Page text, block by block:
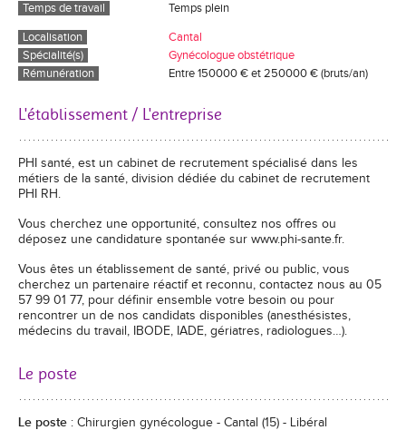
Temps de travail
Temps plein
Localisation
Cantal
Spécialité(s)
Gynécologue obstétrique
Rémunération
Entre 150000 € et 250000 € (bruts/an)
L'établissement / L'entreprise
PHI santé, est un cabinet de recrutement spécialisé dans les
métiers de la santé, division dédiée du cabinet de recrutement
PHI RH.
Vous cherchez une opportunité, consultez nos offres ou
déposez une candidature spontanée sur www.phi-sante.fr.
Vous êtes un établissement de santé, privé ou public, vous
cherchez un partenaire réactif et reconnu, contactez nous au 05
57 99 01 77, pour définir ensemble votre besoin ou pour
rencontrer un de nos candidats disponibles (anesthésistes,
médecins du travail, IBODE, IADE, gériatres, radiologues…).
Le poste
Le poste : Chirurgien gynécologue - Cantal (15) - Libéral